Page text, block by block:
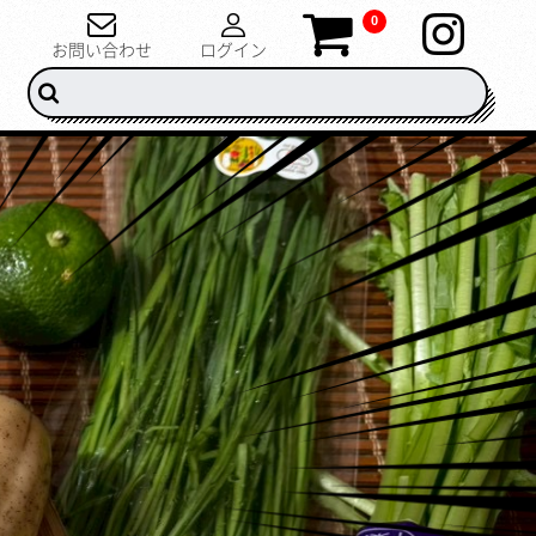
お問い合わせ ログイン
0